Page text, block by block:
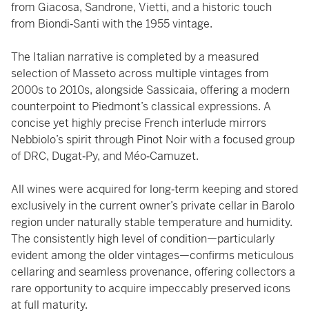
from Giacosa, Sandrone, Vietti, and a historic touch
from Biondi‑Santi with the 1955 vintage.
The Italian narrative is completed by a measured
selection of Masseto across multiple vintages from
2000s to 2010s, alongside Sassicaia, offering a modern
counterpoint to Piedmont’s classical expressions. A
concise yet highly precise French interlude mirrors
Nebbiolo’s spirit through Pinot Noir with a focused group
of DRC, Dugat‑Py, and Méo‑Camuzet.
All wines were acquired for long‑term keeping and stored
exclusively in the current owner’s private cellar in Barolo
region under naturally stable temperature and humidity.
The consistently high level of condition—particularly
evident among the older vintages—confirms meticulous
cellaring and seamless provenance, offering collectors a
rare opportunity to acquire impeccably preserved icons
at full maturity.